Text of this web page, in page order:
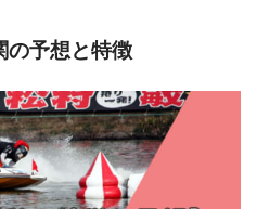
の予想と特徴